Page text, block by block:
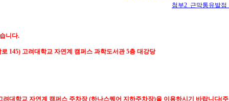
첨부2_근막통유발
니다.
145) 고려대학교 자연계 캠퍼스 과학도서관 5층 대강당
대학교 자연계 캠퍼스 주차장 (하나스퀘어 지하주차장)을 이용하시기 바랍니다(